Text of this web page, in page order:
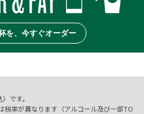
を、今すぐオーダー
です。
税率が異なります（アルコール及び一部TO